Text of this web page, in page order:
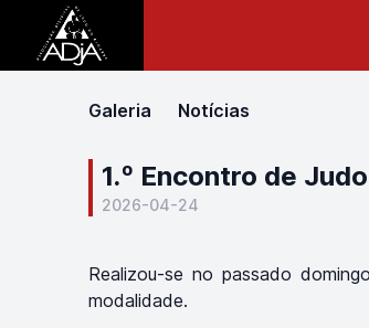
Galeria Notícias
1.º Encontro de
2026-04-24
Realizou-se no passado
modalidade.